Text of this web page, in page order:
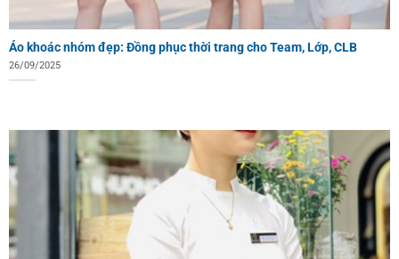
Áo khoác nhóm đẹp: Đồng phục thời trang cho Team, Lớp, CLB
26/09/2025